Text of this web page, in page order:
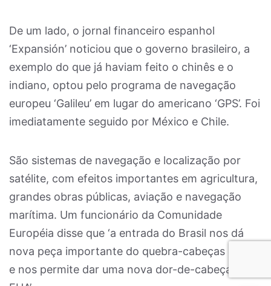
De um lado, o jornal financeiro espanhol
‘Expansión’ noticiou que o governo brasileiro, a
exemplo do que já haviam feito o chinês e o
indiano, optou pelo programa de navegação
europeu ‘Galileu’ em lugar do americano ‘GPS’. Foi
imediatamente seguido por México e Chile.
São sistemas de navegação e localização por
satélite, com efeitos importantes em agricultura,
grandes obras públicas, aviação e navegação
marítima. Um funcionário da Comunidade
Européia disse que ‘a entrada do Brasil nos dá
nova peça importante do quebra-cabeças global
e nos permite dar uma nova dor-de-cabeça aos